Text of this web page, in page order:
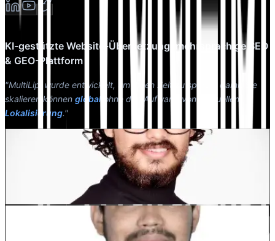
KI-gestützte Website-Übersetzung, mehrsprachige SEO
& GEO-Plattform
"MultiLipi wurde entwickelt, um Ihnen Zeit zu sparen, damit Sie
skalieren können global ohne den Aufwand von manuellen
Lokalisierung."
Co-Founder @MultiLipi